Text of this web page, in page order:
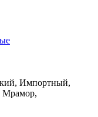
Импортный,
Мрамор,